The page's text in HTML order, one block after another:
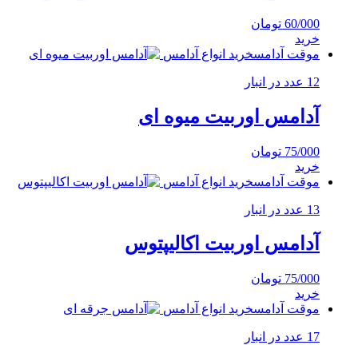
60/000 تومان
خرید
موقت آدامسخرید انواع آدامس
12 عدد در انبار
آدامس اوربیت میوه ای
75/000 تومان
خرید
موقت آدامسخرید انواع آدامس
13 عدد در انبار
آدامس اوربیت اکالیپتوس
75/000 تومان
خرید
موقت آدامسخرید انواع آدامس
17 عدد در انبار